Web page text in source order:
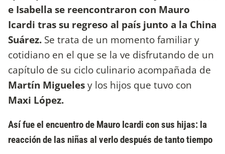
e Isabella se reencontraron con Mauro
Icardi tras su regreso al país junto a la China
Suárez. Se trata de un momento familiar y
cotidiano en el que se la ve disfrutando de un
capítulo de su ciclo culinario acompañada de
Martín Miguelesy los hijos que tuvo con
Maxi López.
Así fue el encuentro de Mauro Icardi con sus hijas: la
reacción de las niñas al verlo después de tanto tiempo